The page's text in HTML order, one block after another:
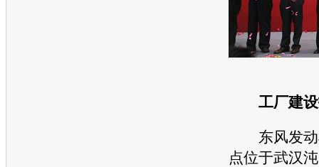
工厂建设
东风发
点位于武汉